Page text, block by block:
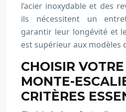
l’acier inoxydable et des
ils nécessitent un
garantir leur longévité et
est supérieur aux modèles
CHOISIR
MONTE-
CRITÈRES